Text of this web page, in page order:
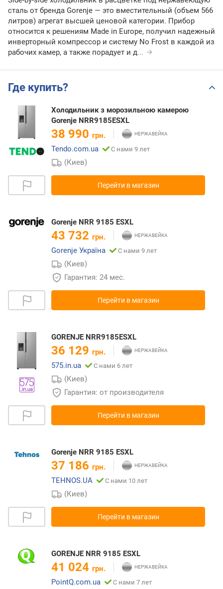
сталь от бренда Gorenje — это вместительный (объем 566
литров) агрегат высшей ценовой категории. Прибор
относится к решениям Made in Europe, получил надежный
инверторный компрессор и систему No Frost в каждой из
рабочих камер, а также порадует и д...
Где купить?
Холодильник з морозильною камерою
Gorenje NRR9185ESXL
38 990 грн.
Tendo.com.ua
С нами 9 лет
(Киев)
Перейти в магазин
Gorenje NRR 9185 ESXL
43 732 грн.
Gorenje Україна
С нами 9 лет
(Киев)
Гарантия: 24 мес.
Перейти в магазин
GORENJE NRR9185ESXL
36 129 грн.
575.in.ua
С нами 6 лет
(Киев)
Гарантия: от производителя
Перейти в магазин
Gorenje NRR 9185 ESXL
37 186 грн.
TEHNOS.UA
С нами 10 лет
(Киев)
Перейти в магазин
GORENJE NRR 9185 ESXL
41 024 грн.
PointQ.com.ua
С нами 7 лет